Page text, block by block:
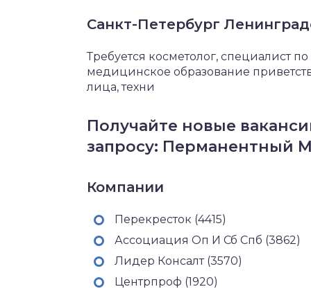
Санкт-Петербург
Требуется косметолог, специалист
медицинское образование
лица, техни
Получайте новые
запросу: Перманентный
Компании
Перекресток (4415)
Ассоциация Оп И Сб Спб (3862)
Лидер Консалт (3570)
Центрпроф (1920)